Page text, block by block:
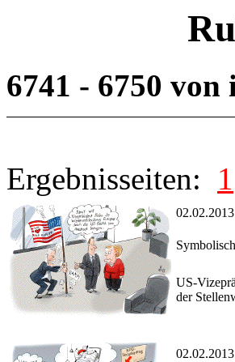
6741 - 6750 von
Ergebnisseiten: 1
02.02.2013
US-
der
02.02.2013